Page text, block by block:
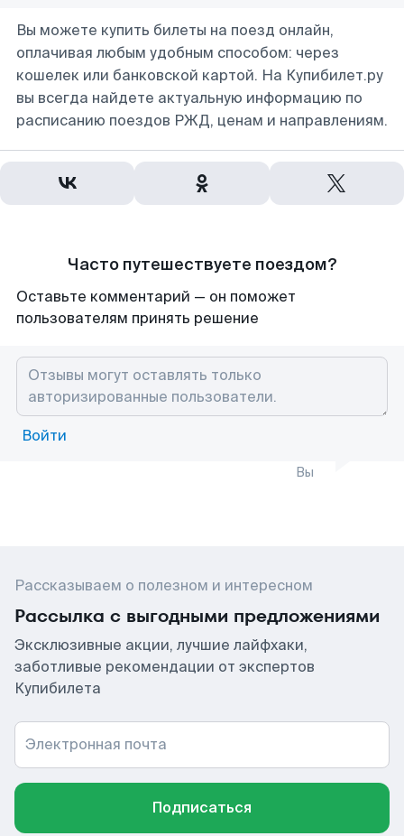
Вы можете купить билеты на поезд онлайн,
оплачивая любым удобным способом: через
кошелек или банковской картой. На Купибилет.ру
вы всегда найдете актуальную информацию по
расписанию поездов РЖД, ценам и направлениям.
Часто путешествуете поездом?
Оставьте комментарий — он поможет
пользователям принять решение
Войти
Вы
Рассказываем о полезном и интересном
Рассылка с выгодными предложениями
Эксклюзивные акции, лучшие лайфхаки,
заботливые рекомендации от экспертов
Купибилета
Электронная почта
Подписаться